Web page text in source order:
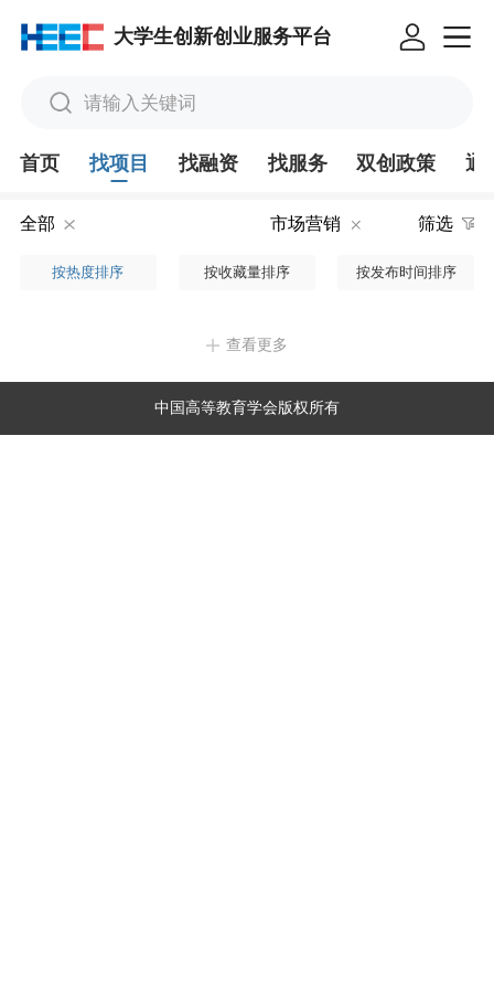
大学生创新创业服务平台
请输入关键词
首页 找项目 找融资 找服务 双创政策 通
全部 市场营销 筛选
按热度排序 按收藏量排序 按发布时间排序
查看更多
中国高等教育学会版权所有